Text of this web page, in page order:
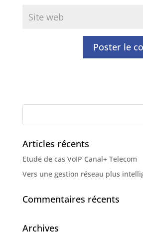
Articles récents
Etude de cas VoIP Canal+ Telecom
Vers une gestion réseau plus
Commentaires récents
Archives